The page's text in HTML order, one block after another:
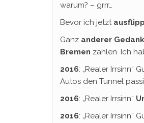
warum? – grrr…
Bevor ich jetzt
Ganz anderer
Bremen zahlen. Ich
2016: „Realer Irrsinn“
Autos den Tunnel
2016: „Realer Irrsinn“
2016: „Realer Irrsinn“